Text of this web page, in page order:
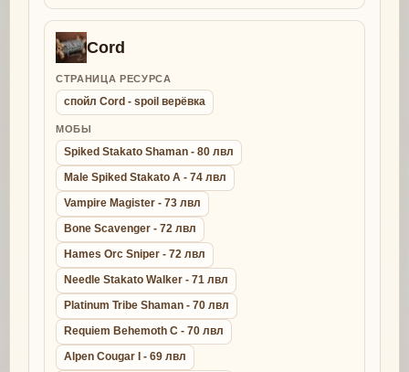
Cord
СТРАНИЦА РЕСУРСА
спойл Cord - spoil верёвка
МОБЫ
Spiked Stakato Shaman - 80 лвл
Male Spiked Stakato A - 74 лвл
Vampire Magister - 73 лвл
Bone Scavenger - 72 лвл
Hames Orc Sniper - 72 лвл
Needle Stakato Walker - 71 лвл
Platinum Tribe Shaman - 70 лвл
Requiem Behemoth C - 70 лвл
Alpen Cougar I - 69 лвл